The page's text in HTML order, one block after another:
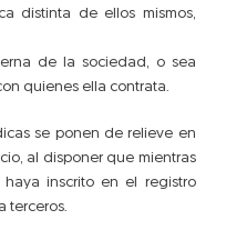
distinta de ellos mismos,
de la sociedad, o sea
quienes ella contrata.
se ponen de relieve en
al disponer que mientras
inscrito en el registro
terceros.